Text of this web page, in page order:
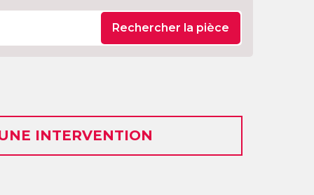
Rechercher la pièce
INTERVENTION